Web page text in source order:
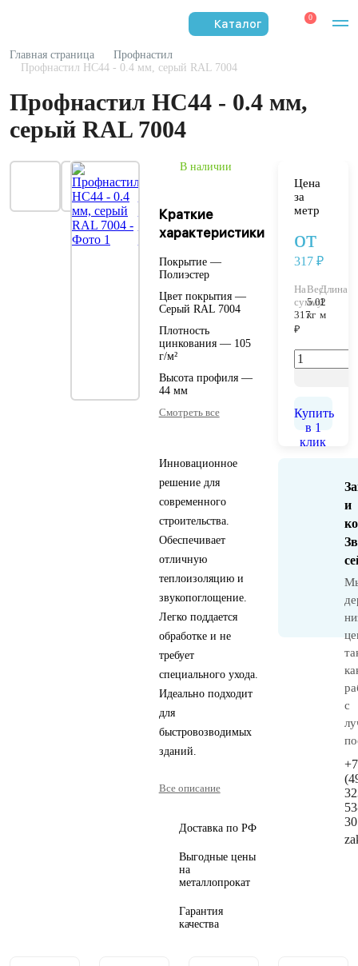
Каталог
0
Главная страница
Профнастил
Профнастил НС44 - 0.4 мм, серый RAL 7004
Профнастил НС44 - 0.4 мм,
серый RAL 7004
В наличии
Краткие
характеристики
Покрытие —
Полиэстер
Цвет покрытия —
Серый RAL 7004
Плотность
цинкования — 105
г/м²
Высота профиля —
44 мм
Смотреть все
Инновационное
решение для
современного
строительства.
Обеспечивает
отличную
теплоизоляцию и
звукопоглощение.
Легко поддается
обработке и не
требует
специального ухода.
Идеально подходит
для
быстровозводимых
зданий.
Все описание
Доставка по РФ
Выгодные цены
на
металлопрокат
Гарантия
качества
Цена
за
метр
от
317 ₽
На
сумму:
317
₽
Вес:
5.02
кг
Длина:
1
м
Купить
в 1
клик
и
с
+7
30